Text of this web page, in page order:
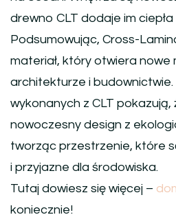
drewno CLT dodaje im
Podsumowując, Cross-
materiał, który otwiera nowe
architekturze i
wykonanych z CLT pokazują,
nowoczesny design z
tworząc przestrzenie, które
i przyjazne dla środowiska.
Tutaj dowiesz się więcej –
koniecznie!